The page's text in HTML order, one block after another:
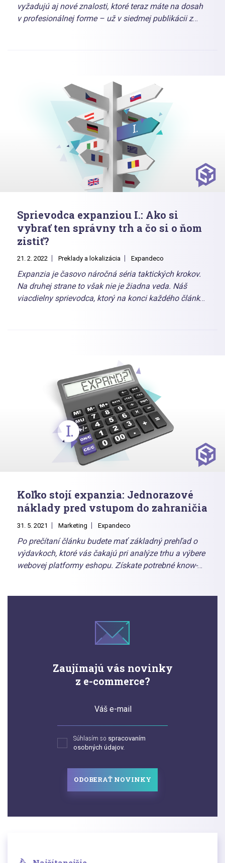
vyžadujú aj nové znalosti, ktoré teraz máte na dosah
v profesionálnej forme – už v siedmej publikácii z
Sprievodca expanziou I.: Ako si
vybrať ten správny trh a čo si o ňom
zistiť?
21. 2. 2022 Preklady a lokalizácia Expandeco
Expanzia je časovo náročná séria taktických krokov.
Na druhej strane to však nie je žiadna veda. Náš
viacdielny sprievodca, ktorý na konci každého článku
Koľko stojí expanzia: Jednorazové
náklady pred vstupom do zahraničia
31. 5. 2021 Marketing Expandeco
Po prečítaní článku budete mať základný prehľad o
výdavkoch, ktoré vás čakajú pri analýze trhu a výbere
webovej platformy eshopu. Získate potrebné know-
Zaujímajú vás novinky
z e-commerce?
Váš e-mail
Súhlasím so spracovaním
osobných údajov.
ODOBERAŤ NOVINKY